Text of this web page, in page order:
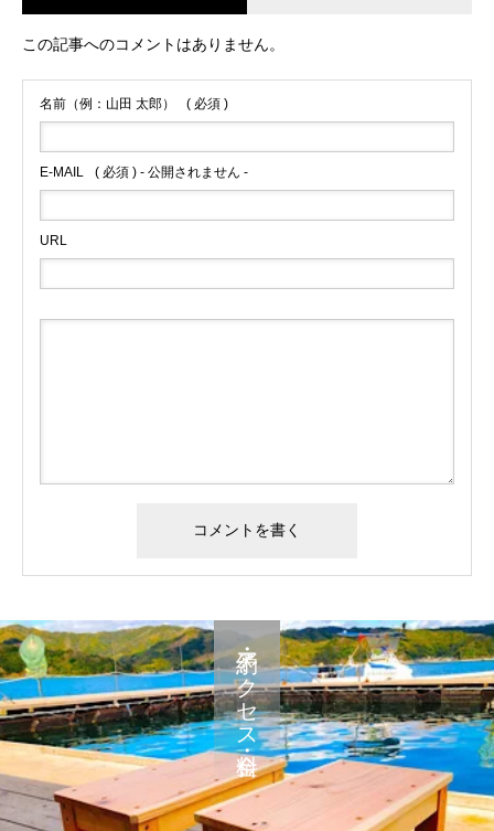
この記事へのコメントはありません。
名前（例：山田 太郎） ( 必須 )
E-MAIL ( 必須 ) - 公開されません -
URL
予約・アクセス・料金